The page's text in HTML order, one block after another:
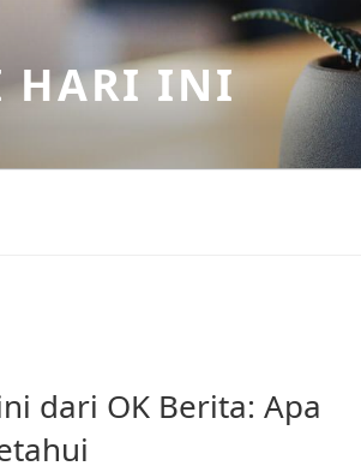
HARI INI
dari OK Berita: Apa